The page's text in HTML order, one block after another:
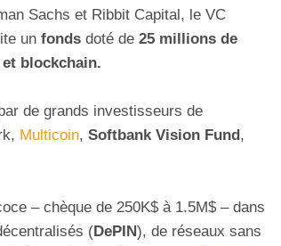
Sachs et Ribbit Capital, le VC
un fonds doté de 25 millions de
blockchain.
de grands investisseurs de
Multicoin, Softbank Vision Fund ,
– chèque de 250K$ à 1.5M$ – dans
(DePIN), de réseaux sans